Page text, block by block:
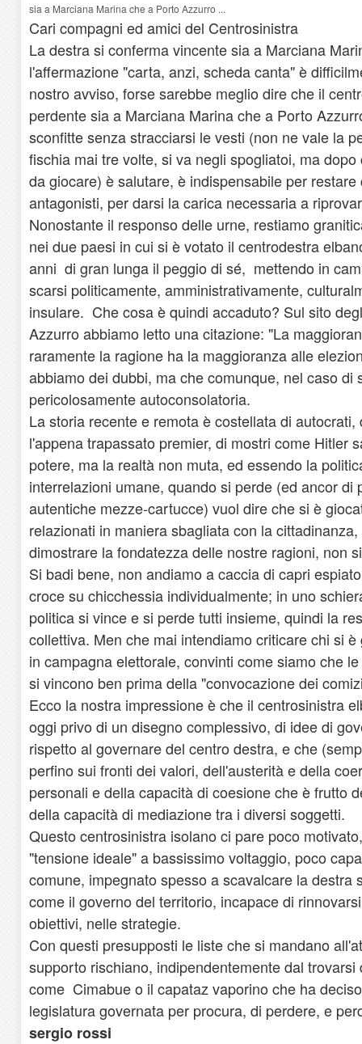
sia a Marciana Marina che a Porto Azzurro ...
Cari compagni ed amici del Centrosinistra
La destra si conferma vincente sia a Marciana
l'affermazione "carta, anzi, scheda canta" è
nostro avviso, forse sarebbe meglio dire che il
perdente sia a Marciana Marina che a Porto
sconfitte senza stracciarsi le vesti (non ne vale la
fischia mai tre volte, si va negli spogliatoi, ma
da giocare) è salutare, è indispensabile per
antagonisti, per darsi la carica necessaria a
Nonostante il responso delle urne, restiamo
nei due paesi in cui si è votato il centrodestra
anni di gran lunga il peggio di sé, mettendo in
scarsi politicamente, amministrativamente,
insulare. Che cosa è quindi accaduto? Sul sito
Azzurro abbiamo letto una citazione: "La
raramente la ragione ha la maggioranza alle
abbiamo dei dubbi, ma che comunque, nel caso di
pericolosamente autoconsolatoria.
La storia recente e remota è costellata di
l'appena trapassato premier, di mostri come Hitler
potere, ma la realtà non muta, ed essendo la
interrelazioni umane, quando si perde (ed ancor di
autentiche mezze-cartucce) vuol dire che si è
relazionati in maniera sbagliata con la
dimostrare la fondatezza delle nostre ragioni, non
Si badi bene, non andiamo a caccia di capri
croce su chicchessia individualmente; in uno
politica si vince e si perde tutti insieme, quindi la
collettiva. Men che mai intendiamo criticare chi si
in campagna elettorale, convinti come siamo che
si vincono ben prima della "convocazione dei
Ecco la nostra impressione è che il centrosinistra
oggi privo di un disegno complessivo, di idee di
rispetto al governare del centro destra, e che
perfino sui fronti dei valori, dell'austerità e della
personali e della capacità di coesione che è frutto
della capacità di mediazione tra i diversi soggetti.
Questo centrosinistra isolano ci pare poco
"tensione ideale" a bassissimo voltaggio, poco
comune, impegnato spesso a scavalcare la destra
come il governo del territorio, incapace di
obiettivi, nelle strategie.
Con questi presupposti le liste che si mandano
supporto rischiano, indipendentemente dal
come Cimabue o il capataz vaporino che ha
legislatura governata per procura, di perdere, e
sergio rossi